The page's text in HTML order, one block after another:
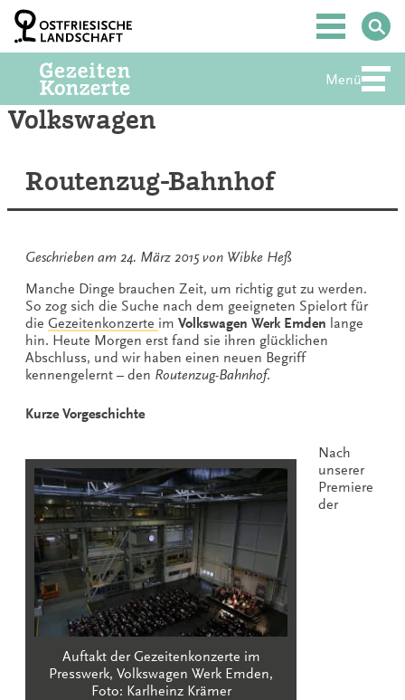
Zum
Inhalt
springen
Hauptmenü
Menü
Volkswagen
Routenzug-Bahnhof
Geschrieben am 24. März 2015von Wibke Heß
Manche Dinge brauchen Zeit, um richtig gut zu werden.
So zog sich die Suche nach dem geeigneten Spielort für
die Gezeitenkonzerte im Volkswagen Werk Emden lange
hin. Heute Morgen erst fand sie ihren glücklichen
Abschluss, und wir haben einen neuen Begriff
kennengelernt – den Routenzug-Bahnhof.
Kurze Vorgeschichte
Auftakt der Gezeitenkonzerte im
Presswerk, Volkswagen Werk Emden,
Foto: Karlheinz Krämer
Nach
unserer
Premiere
der